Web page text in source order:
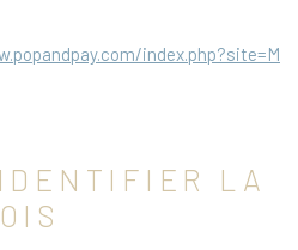
index.php?site=M
LA